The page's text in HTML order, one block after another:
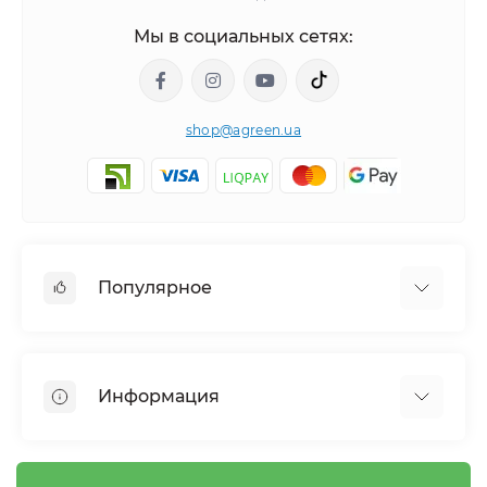
Мы в социальных сетях:
shop@agreen.ua
Популярное
Сетка шпалерная
Сетка затеняющая
Информация